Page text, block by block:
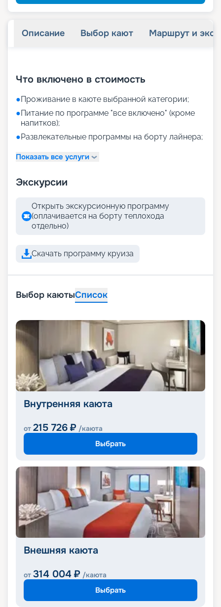
Описание Выбор кают Маршрут и
Что включено в стоимость
●Проживание в каюте выбранной категории;
●Питание по программе "все включено" (кроме
напитков);
●Развлекательные программы на борту лайнера;
Показать все услуги
Экскурсии
Открыть экскурсионную программу
(оплачивается на борту теплохода
отдельно)
Скачать программу круиза
Выбор каютыСписок
Внутренняя каюта
от 215 726 ₽ /каюта
Выбрать
Внешняя каюта
от 314 004 ₽ /каюта
Выбрать